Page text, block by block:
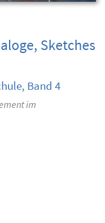
Sketches
Band 4
im